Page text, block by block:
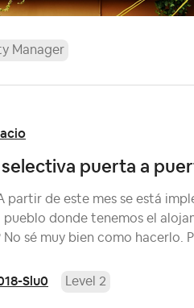
Manager
puerta a
partir de este mes se está
pueblo donde tenemos el
sé muy bien como hacerlo.
Slu0 Level 2